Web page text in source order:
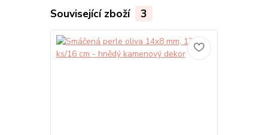
Související zboží 3